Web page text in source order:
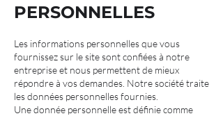
PERSONNELLES
Les informations personnelles que vous
fournissez sur le site sont confiées à notre
entreprise et nous permettent de mieux
répondre à vos demandes. Notre société traite
les données personnelles fournies.
Une donnée personnelle est définie comme